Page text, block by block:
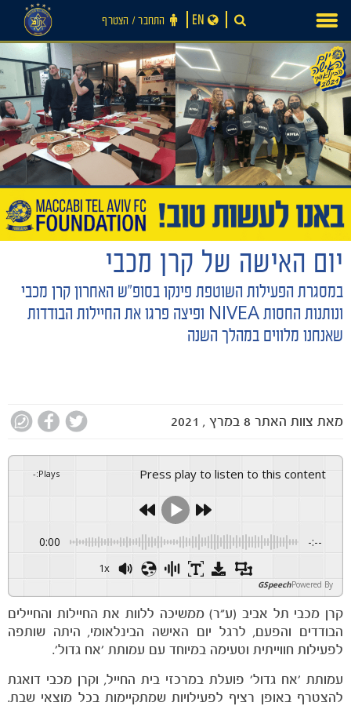
חדשות
content
התחבר ‪/‬ הצטרף EN
יום האישה של קרן מכבי
במסגרת הפעילות השוטפת פינקו בסופ"ש האחרון קרן מכבי
ונותנות החסות NIVEA ופיצה פרגו את החיילות הבודדות
שאנחנו מלווים במהלך השנה
מאת צוות האתר 8 במרץ , 2021
Press play to listen to this content
Plays
:
-
0:00 -:--
1x
Powered By
GSpeech
קרן מכבי תל אביב (ע"ר) ממשיכה ללוות את החיילות והחיילים
הבודדים והפעם, לרגל יום האישה הבינלאומי, היתה שותפה
לפעילות חווייתית וטעימה במיוחד עם עמותת 'אח גדול'.
עמותת 'אח גדול' פועלת במרכזי בית החייל, וקרן מכבי דואגת
להצטרף באופן רציף לפעילויות שמתקיימות בכל מוצאי שבת.